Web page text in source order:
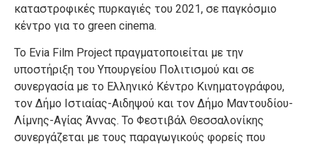
καταστροφικές πυρκαγιές του 2021, σε παγκόσμιο
κέντρο για το green cinema.
Το Evia Film Project πραγματοποιείται με την
υποστήριξη του Υπουργείου Πολιτισμού και σε
συνεργασία με το Ελληνικό Κέντρο Κινηματογράφου,
τον Δήμο Ιστιαίας-Αιδηψού και τον Δήμο Μαντουδίου-
Λίμνης-Αγίας Άννας. Το Φεστιβάλ Θεσσαλονίκης
συνεργάζεται με τους παραγωγικούς φορείς που